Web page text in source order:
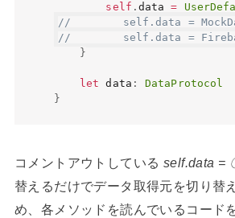
self . data =
//        self.data =
//        self.data =
}
let data :
DataProtocol
}
コメントアウトしている self.data =
替えるだけでデータ取得元を切り替
め、各メソッドを読んでいるコード